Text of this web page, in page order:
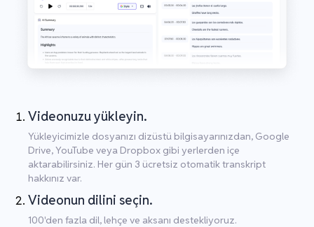
Videonuzu yükleyin.
Yükleyicimizle dosyanızı dizüstü bilgisayarınızdan, Google
Drive, YouTube veya Dropbox gibi yerlerden içe
aktarabilirsiniz. Her gün 3 ücretsiz otomatik transkript
hakkınız var.
Videonun dilini seçin.
100'den fazla dil, lehçe ve aksanı destekliyoruz.